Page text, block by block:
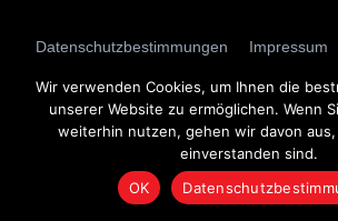
Datenschutzbestimmungen AGBs
Impressum
Login
Wir verwenden Cookies, um Ihnen die
unserer Website zu ermöglichen. Wenn
weiterhin nutzen, gehen wir davon aus,
einverstanden sind.
OK